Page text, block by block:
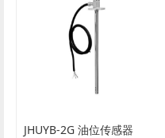
JHUYB-2G 油位传感器